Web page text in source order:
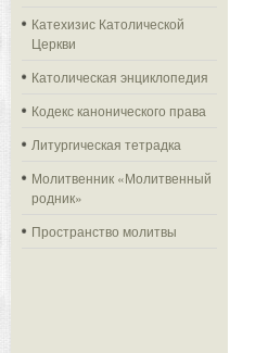
Катехизис Католической
Церкви
Католическая энциклопедия
Кодекс канонического права
Литургическая тетрадка
Молитвенник «Молитвенный
родник»
Пространство молитвы